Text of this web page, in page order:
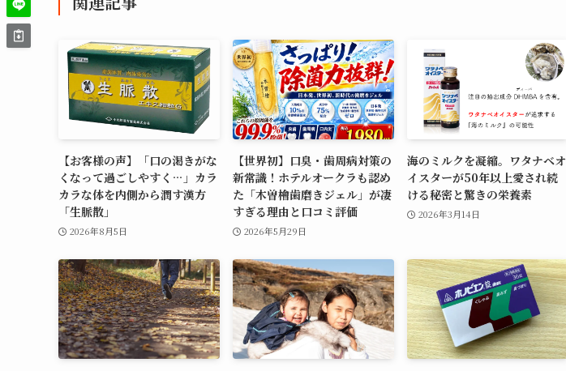
【お客様の声】「口の渇きがな
くなって過ごしやすく…」カラ
カラな体を内側から潤す漢方
「生脈散」
2026年8月5日
【世界初】口臭・歯周病対策の
新常識！ホテルオークラも認め
た「木曽檜歯磨きジェル」が凄
すぎる理由と口コミ評価
2026年5月29日
海のミルクを凝縮。ワタナベオ
イスターが50年以上愛され続
ける秘密と驚きの栄養素
2026年3月14日